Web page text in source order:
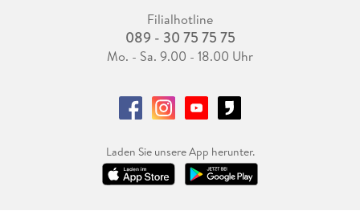
Filialhotline
089 - 30 75 75 75
Mo. - Sa. 9.00 - 18.00 Uhr
Laden Sie unsere App herunter.